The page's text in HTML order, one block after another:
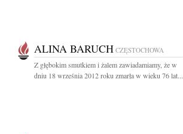
ALINA BARUCH CZĘSTOCHOWA
Z głębokim smutkiem i żalem zawiadamiamy, że w
dniu 18 września 2012 roku zmarła w wieku 76 lat...